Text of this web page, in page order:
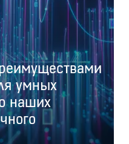
умных
наших